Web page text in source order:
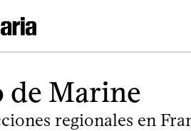
de Marine
regionales en